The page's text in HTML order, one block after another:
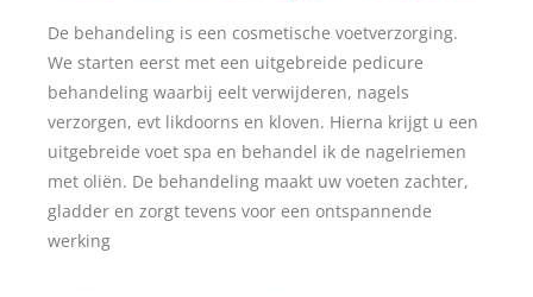
De behandeling is een cosmetische voetverzorging.
We starten eerst met een uitgebreide pedicure
behandeling waarbij eelt verwijderen, nagels
verzorgen, evt likdoorns en kloven. Hierna krijgt u een
uitgebreide voet spa en behandel ik de nagelriemen
met oliën. De behandeling maakt uw voeten zachter,
gladder en zorgt tevens voor een ontspannende
werking